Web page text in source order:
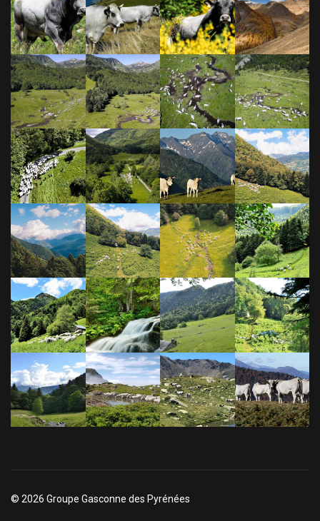
© 2026 Groupe Gasconne des Pyrénées